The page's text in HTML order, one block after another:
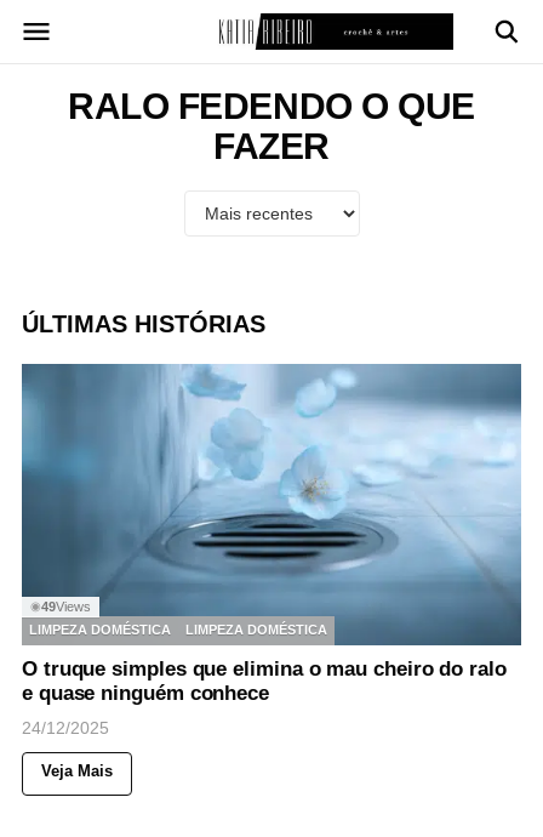
para
conteúdoRALO FEDENDO O QUE
FAZER
ÚLTIMAS HISTÓRIAS
◉49Views
LIMPEZA DOMÉSTICA
LIMPEZA DOMÉSTICA
O truque simples que elimina o mau cheiro do ralo
e quase ninguém conhece
24/12/2025
Veja Mais